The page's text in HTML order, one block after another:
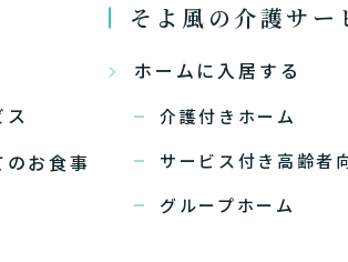
お食事
そよ風の介護サー
ホームに入居する
介護付きホーム
サービス付き高齢者
グループホーム